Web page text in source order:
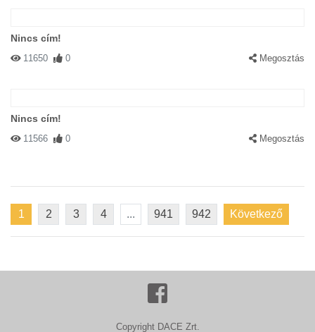
Nincs cím!
11650 0 Megosztás
Nincs cím!
11566 0 Megosztás
1 2 3 4 ... 941 942 Következő
Copyright DACE Zrt.